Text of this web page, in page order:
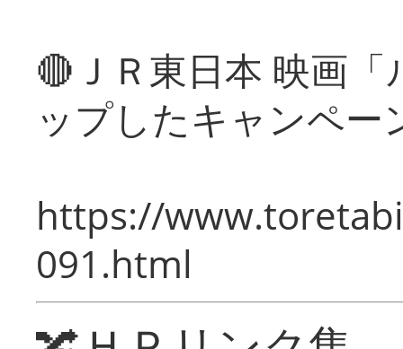
🔴ＪＲ東日本 映画
ップしたキャンペー
https://
091.html